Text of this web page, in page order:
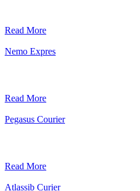
Read More
Nemo Expres
Read More
Pegasus Courier
Read More
Atlassib Curier